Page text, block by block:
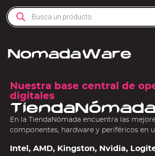
Nuestra base central de
digitales
En la TiendaNómada encuentra las
componentes, hardware y periféricos en
Intel, AMD, Kingston, Nvidia,